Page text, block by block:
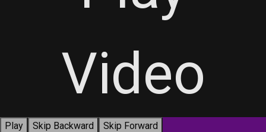
Video
Play Skip Backward
Skip Forward